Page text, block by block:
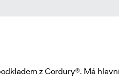
z Cordury®. Má